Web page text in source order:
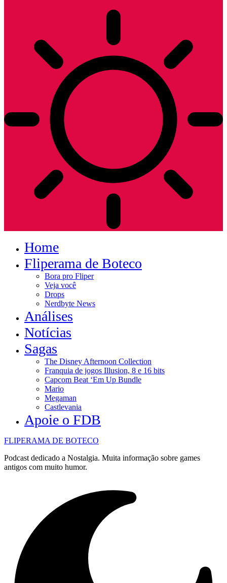
Home
Fliperama de Boteco
Bora pro Fliper
Veja você
Drops
Nerdbyte News
Análises
Notícias
Sagas
The Disney Afternoon Collection
Franquia de jogos Illusion, 8 e 16 bits
Capcom Beat ‘Em Up Bundle
Mario
Megaman
Castlevania
Apoie o FDB
FLIPERAMA DE BOTECO
Podcast dedicado a Nostalgia. Muita informação sobre games
antigos com muito humor.